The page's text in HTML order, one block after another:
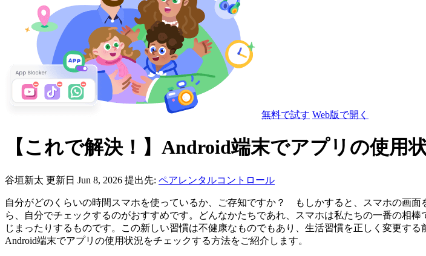
無料で試す Web版で開く
【これで解決！】Android端末でアプリの使用
谷垣新太 更新日 Jun 8, 2026 提出先: ペアレンタルコントロール
自分がどのくらいの時間スマホを使っているか、ご存知ですか？ もしかすると、スマホの画
ら、自分でチェックするのがおすすめです。どんなかたちであれ、スマホは私たちの一番の相
じまったりするものです。この新しい習慣は不健康なものでもあり、生活習慣を正しく変更す
Android端末でアプリの使用状況をチェックする方法をご紹介します。